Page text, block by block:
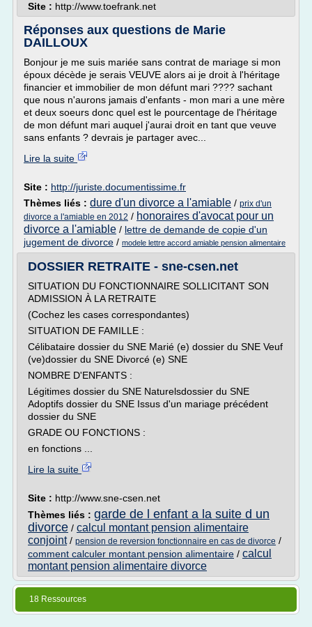
Site : http://www.toefrank.net
Réponses aux questions de Marie
DAILLOUX
Bonjour je me suis mariée sans contrat de mariage si mon
époux décède je serais VEUVE alors ai je droit à l'héritage
financier et immobilier de mon défunt mari ???? sachant
que nous n'aurons jamais d'enfants - mon mari a une mère
et deux soeurs donc quel est le pourcentage de l'héritage
de mon défunt mari auquel j'aurai droit en tant que veuve
sans enfants ? devrais je partager avec...
Lire la suite
Site : http://juriste.documentissime.fr
Thèmes liés : dure d'un divorce a l'amiable / prix d'un
divorce a l'amiable en 2012 / honoraires d'avocat pour un
divorce a l'amiable / lettre de demande de copie d'un
jugement de divorce / modele lettre accord amiable pension alimentaire
DOSSIER RETRAITE - sne-csen.net
SITUATION DU FONCTIONNAIRE SOLLICITANT SON
ADMISSION À LA RETRAITE
(Cochez les cases correspondantes)
SITUATION DE FAMILLE :
Célibataire dossier du SNE Marié (e) dossier du SNE Veuf
(ve)dossier du SNE Divorcé (e) SNE
NOMBRE D'ENFANTS :
Légitimes dossier du SNE Naturelsdossier du SNE
Adoptifs dossier du SNE Issus d'un mariage précédent
dossier du SNE
GRADE OU FONCTIONS :
en fonctions ...
Lire la suite
Site : http://www.sne-csen.net
Thèmes liés : garde de l enfant a la suite d un
divorce / calcul montant pension alimentaire
conjoint/ pension de reversion fonctionnaire en cas de divorce /
comment calculer montant pension alimentaire / calcul
montant pension alimentaire divorce
18 Ressources